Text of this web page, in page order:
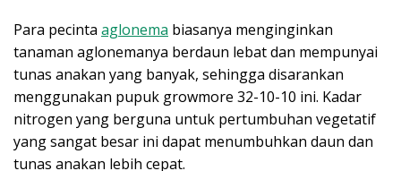
Para pecinta aglonema biasanya menginginkan
tanaman aglonemanya berdaun lebat dan mempunyai
tunas anakan yang banyak, sehingga disarankan
menggunakan pupuk growmore 32-10-10 ini. Kadar
nitrogen yang berguna untuk pertumbuhan vegetatif
yang sangat besar ini dapat menumbuhkan daun dan
tunas anakan lebih cepat.